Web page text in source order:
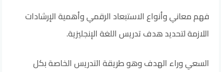
فهم معاني وأنواع الاستبعاد الرقمي وأهمية الإرشادات
اللازمة لتحديد هدف تدريس اللغة الإنجليزية.
السعي وراء الهدف وهو طريقة التدريس الخاصة بكل